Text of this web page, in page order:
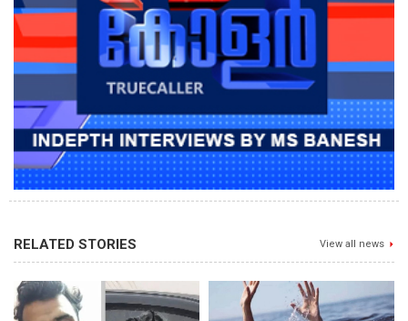
RELATED STORIES View all news